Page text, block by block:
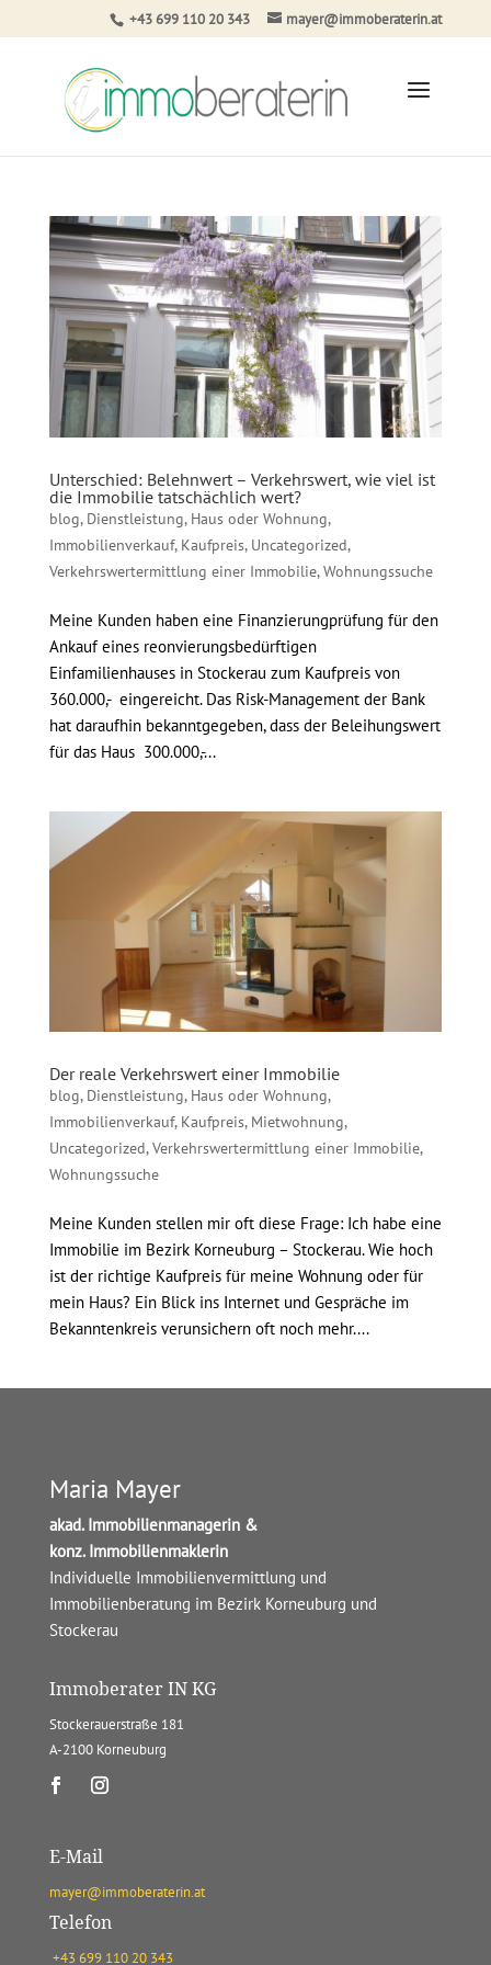
+43 699 110 20 343 mayer@immoberaterin.at
Unterschied: Belehnwert – Verkehrswert, wie viel ist
die Immobilie tatschächlich wert?
blog, Dienstleistung, Haus oder Wohnung,
Immobilienverkauf, Kaufpreis, Uncategorized,
Verkehrswertermittlung einer Immobilie,Wohnungssuche
Meine Kunden haben eine Finanzierungprüfung für den
Ankauf eines reonvierungsbedürftigen
Einfamilienhauses in Stockerau zum Kaufpreis von
360.000,- eingereicht. Das Risk-Management der Bank
hat daraufhin bekanntgegeben, dass der Beleihungswert
für das Haus 300.000,-...
Der reale Verkehrswert einer Immobilie
blog, Dienstleistung, Haus oder Wohnung,
Immobilienverkauf, Kaufpreis, Mietwohnung,
Uncategorized,Verkehrswertermittlung einer Immobilie,
Wohnungssuche
Meine Kunden stellen mir oft diese Frage: Ich habe eine
Immobilie im Bezirk Korneuburg – Stockerau. Wie hoch
ist der richtige Kaufpreis für meine Wohnung oder für
mein Haus? Ein Blick ins Internet und Gespräche im
Bekanntenkreis verunsichern oft noch mehr....
Maria Mayer
akad. Immobilienmanagerin &
konz. Immobilienmaklerin
Individuelle Immobilienvermittlung und
Immobilienberatung im Bezirk Korneuburg und
Stockerau
Immoberater IN KG
Stockerauerstraße 181
A-2100 Korneuburg
E-Mail
mayer@immoberaterin.at
Telefon
+43 699 110 20 343